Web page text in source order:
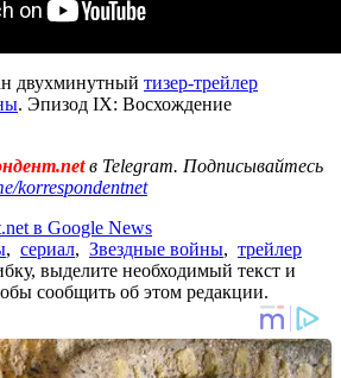
двухминутный тизер-трейлер
. Эпизод IX: Восхождение
в Telegram. Подписывайтесь
korrespondentnet
в Google News
, сериал, Звездные войны, трейлер
выделите необходимый текст и
сообщить об этом редакции.